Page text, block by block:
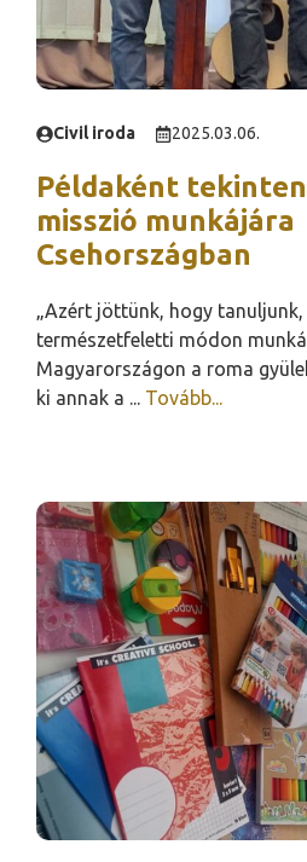
Civil iroda 2025.03.06.
Példaként
misszió munkájára
Csehországban
„Azért jöttünk, hogy
természetfeletti módon
Magyarországon a roma
ki annak a ... Tovább...